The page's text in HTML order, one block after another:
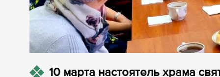
10 марта настоятель храма